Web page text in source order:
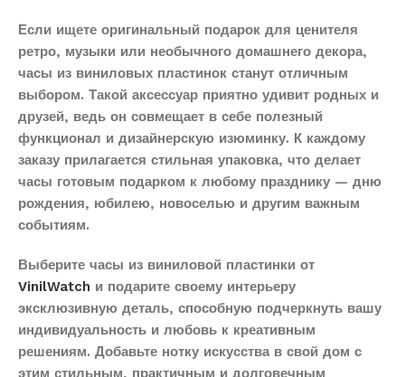
Если ищете оригинальный подарок для ценителя
ретро, музыки или необычного домашнего декора,
часы из виниловых пластинок станут отличным
выбором. Такой аксессуар приятно удивит родных и
друзей, ведь он совмещает в себе полезный
функционал и дизайнерскую изюминку. К каждому
заказу прилагается стильная упаковка, что делает
часы готовым подарком к любому празднику — дню
рождения, юбилею, новоселью и другим важным
событиям.
Выберите часы из виниловой пластинки от
VinilWatch и подарите своему интерьеру
эксклюзивную деталь, способную подчеркнуть вашу
индивидуальность и любовь к креативным
решениям. Добавьте нотку искусства в свой дом с
этим стильным, практичным и долговечным